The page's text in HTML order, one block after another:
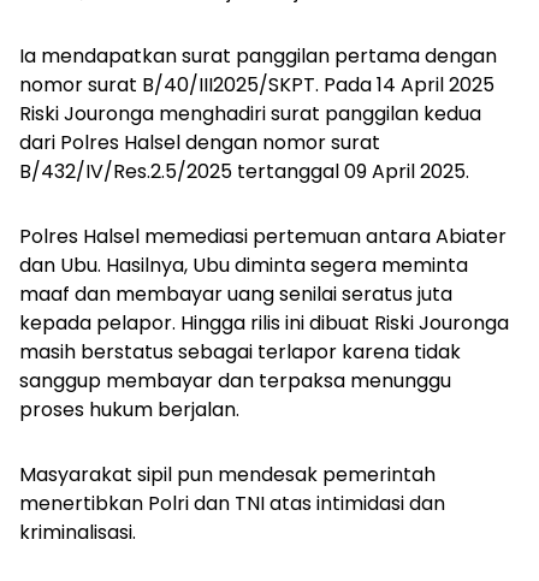
Ia mendapatkan surat panggilan pertama dengan
nomor surat B/40/III2025/SKPT. Pada 14 April 2025
Riski Jouronga menghadiri surat panggilan kedua
dari Polres Halsel dengan nomor surat
B/432/IV/Res.2.5/2025 tertanggal 09 April 2025.
Polres Halsel memediasi pertemuan antara Abiater
dan Ubu. Hasilnya, Ubu diminta segera meminta
maaf dan membayar uang senilai seratus juta
kepada pelapor. Hingga rilis ini dibuat Riski Jouronga
masih berstatus sebagai terlapor karena tidak
sanggup membayar dan terpaksa menunggu
proses hukum berjalan.
Masyarakat sipil pun mendesak pemerintah
menertibkan Polri dan TNI atas intimidasi dan
kriminalisasi.